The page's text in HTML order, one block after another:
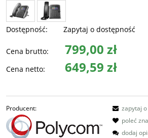
Dostępność: Zapytaj o dostępność
Cena brutto: 799,00 zł
Cena netto: 649,59 zł
Producent:
zapytaj
poleć
dodaj